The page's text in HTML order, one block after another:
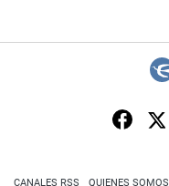
CANALES RSS QUIENES SOMOS